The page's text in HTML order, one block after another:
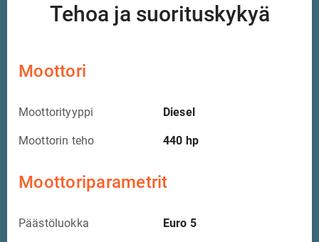
Tehoa ja suorituskykyä
Moottori
Moottorityyppi Diesel
Moottorin teho 440 hp
Moottoriparametrit
Päästöluokka Euro 5